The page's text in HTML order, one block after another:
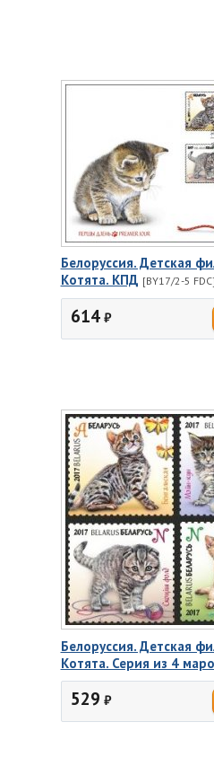
Белоруссия. Детская
Котята. КПД [BY17/2-5 FDC]
614 ₽
Белоруссия. Детская
Котята. Серия из 4
529 ₽